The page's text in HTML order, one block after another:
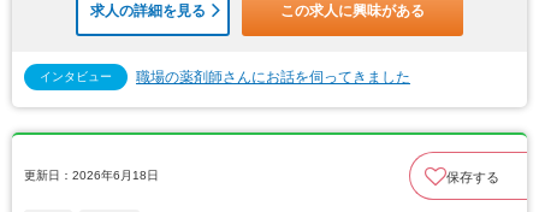
求人の詳細を見る この求人に興味がある
インタビュー 職場の薬剤師さんにお話を伺ってきました
更新日：2026年6月18日 保存する